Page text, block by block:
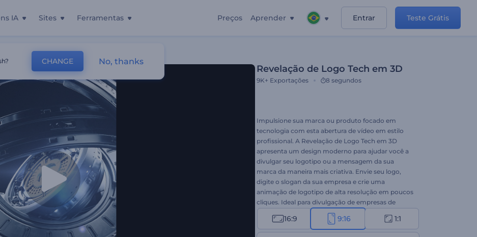
IA Sites Ferramentas Preços Aprender Entrar Teste Grátis
Revelação de Logo Tech em 3D
9K+ Exportações 8 segundos
Impulsione sua marca ou produto focado em
tecnologia com esta abertura de vídeo em estilo
profissional. A Revelação de Logo Tech em 3D
apresenta um design moderno para ajudar você a
divulgar seu logotipo ou a mensagem da sua
marca da maneira mais criativa. Envie seu logo,
digite o slogan da sua empresa e crie uma
animação de logotipo de alta resolução em poucos
cliques. Ideal para divulgação de empresas de
tecnologia, apresentações de marca ou produto e
muitos outros projetos criativos. Experimente
agora!
16:9 9:16 1:1
CHANGE No, thanks